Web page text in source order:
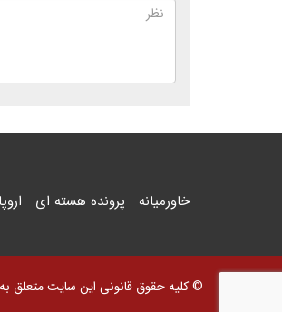
خاورمیانه پرونده هسته ای اروپا
© کلیه حقوق قانونی این سایت متعلق به